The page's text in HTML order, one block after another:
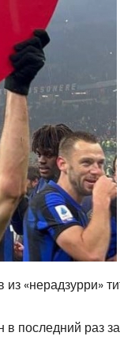
«нерадзурри»
последний раз